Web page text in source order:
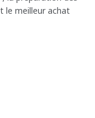
le meilleur achat